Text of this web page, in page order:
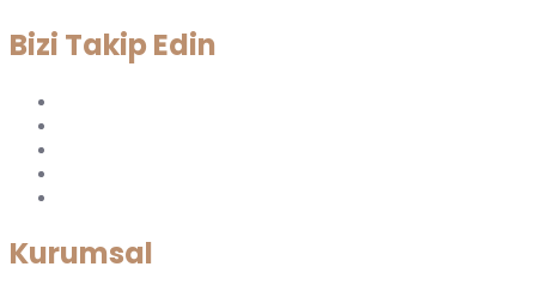
Bizi Takip Edin
Kurumsal